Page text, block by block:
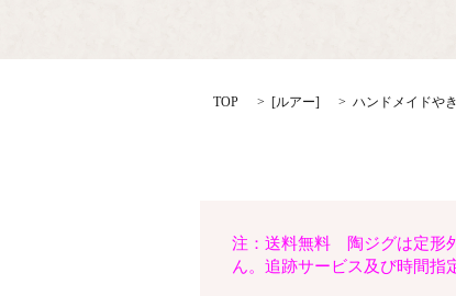
TOP [ルアー] ハンドメイドや
注：送料無料 陶ジグは定形
ん。追跡サービス及び時間指